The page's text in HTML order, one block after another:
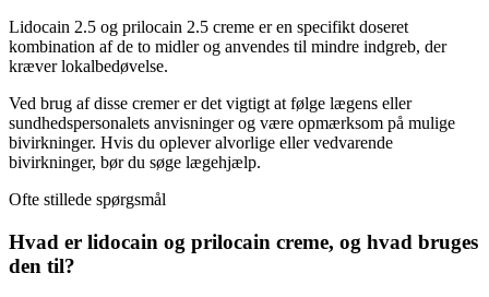
Lidocain 2.5 og prilocain 2.5 creme er en specifikt doseret
kombination af de to midler og anvendes til mindre indgreb, der
kræver lokalbedøvelse.
Ved brug af disse cremer er det vigtigt at følge lægens eller
sundhedspersonalets anvisninger og være opmærksom på mulige
bivirkninger. Hvis du oplever alvorlige eller vedvarende
bivirkninger, bør du søge lægehjælp.
Ofte stillede spørgsmål
Hvad er lidocain og prilocain creme, og hvad bruges
den til?